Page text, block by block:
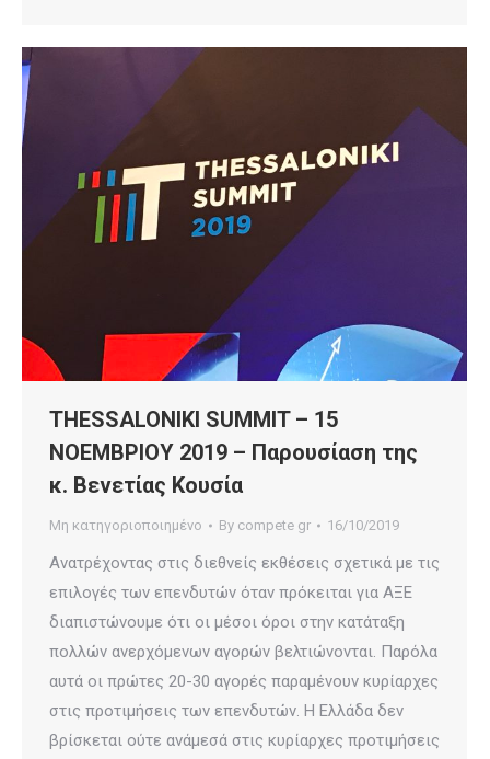
THESSALONIKI SUMMIT – 15
ΝΟΕΜΒΡΙΟΥ 2019 – Παρουσίαση της
κ. Βενετίας Κουσία
Μη κατηγοριοποιημένο By compete gr 16/10/2019
Ανατρέχοντας στις διεθνείς εκθέσεις σχετικά με τις
επιλογές των επενδυτών όταν πρόκειται για ΑΞΕ
διαπιστώνουμε ότι οι μέσοι όροι στην κατάταξη
πολλών ανερχόμενων αγορών βελτιώνονται. Παρόλα
αυτά οι πρώτες 20-30 αγορές παραμένουν κυρίαρχες
στις προτιμήσεις των επενδυτών. Η Ελλάδα δεν
βρίσκεται ούτε ανάμεσά στις κυρίαρχες προτιμήσεις